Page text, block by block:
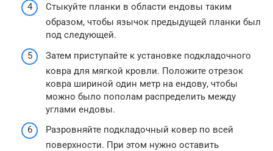
Стыкуйте планки в области ендовы таким
образом, чтобы язычок предыдущей планки был
под следующей.
Затем приступайте к установке подкладочного
ковра для мягкой кровли. Положите отрезок
ковра шириной один метр на ендову, чтобы
можно было пополам распределить между
углами ендовы.
Разровняйте подкладочный ковер по всей
поверхности. При этом нужно оставить